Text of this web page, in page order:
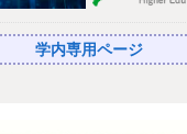
学内専用ページ